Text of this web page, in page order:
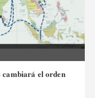
cambiará el orden